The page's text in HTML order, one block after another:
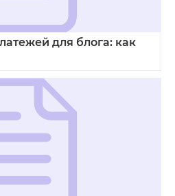
для блога: как